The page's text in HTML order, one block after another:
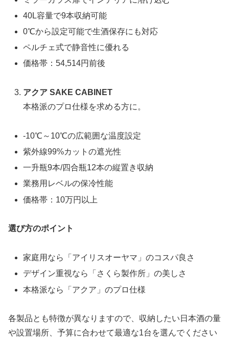
40L容量で9本収納可能
0℃から設定可能で生酒保存にも対応
ペルチェ式で静音性に優れる
価格帯：54,514円前後
アクア SAKE CABINET
本格派のプロ仕様を求める方に。
-10℃～10℃の広範囲な温度設定
紫外線99%カットの遮光性
一升瓶9本/四合瓶12本の縦置き収納
業務用レベルの保冷性能
価格帯：10万円以上
選び方のポイント
家庭用なら「アイリスオーヤマ」のコスパ良さ
デザイン重視なら「さくら製作所」の美しさ
本格派なら「アクア」のプロ仕様
各製品とも特徴が異なりますので、収納したい日本酒の量
や設置場所、予算に合わせて最適な1台を選んでください